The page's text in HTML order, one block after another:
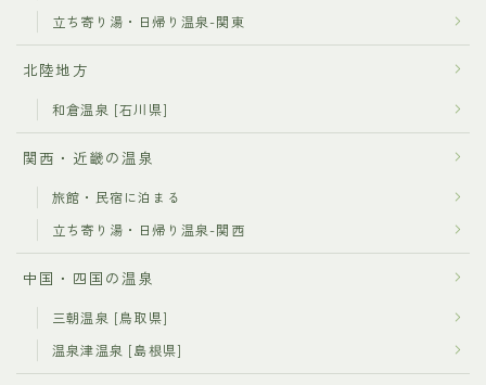
立ち寄り湯・日帰り温泉-関東
北陸地方
和倉温泉 [石川県]
関西・近畿の温泉
旅館・民宿に泊まる
立ち寄り湯・日帰り温泉-関西
中国・四国の温泉
三朝温泉 [鳥取県]
温泉津温泉 [島根県]